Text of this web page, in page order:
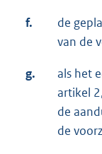
f.
de
van de
g.
als het
artikel
de
de